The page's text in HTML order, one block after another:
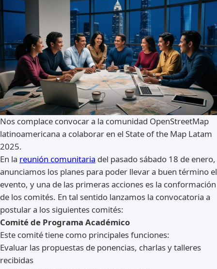
Nos complace convocar a la comunidad OpenStreetMap
latinoamericana a colaborar en el State of the Map Latam
2025.
En la reunión comunitaria del pasado sábado 18 de enero,
anunciamos los planes para poder llevar a buen término el
evento, y una de las primeras acciones es la conformación
de los comités. En tal sentido lanzamos la convocatoria a
postular a los siguientes comités:
Comité de Programa Académico
Este comité tiene como principales funciones:
Evaluar las propuestas de ponencias, charlas y talleres
recibidas